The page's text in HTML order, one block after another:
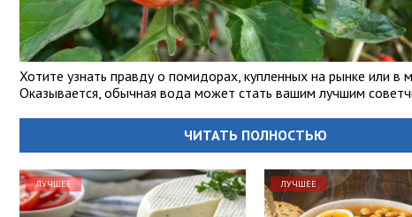
Хотите узнать правду о помидорах, купленных на рынке или в
Оказывается, обычная вода может стать вашим лучшим
ЧИТАТЬ ПОЛНОСТЬЮ
ЛУЧШЕЕ ЛУЧШЕЕ